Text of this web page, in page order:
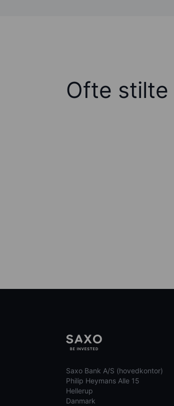
Ofte stilte
Saxo Bank A/S (hovedkontor)
Philip Heymans Alle 15
Hellerup
Danmark